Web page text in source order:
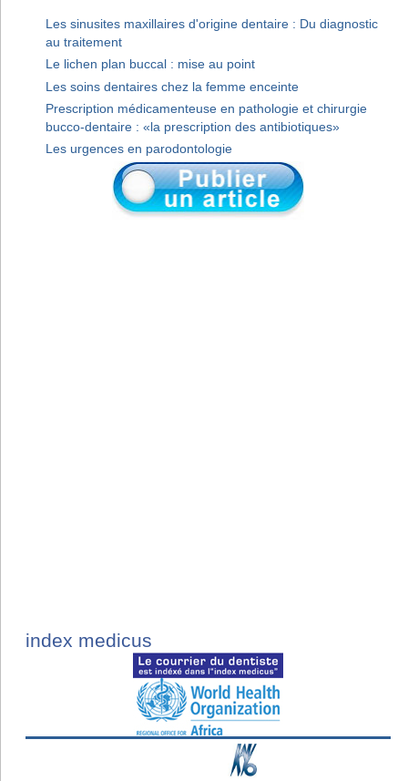
Les sinusites maxillaires d'origine dentaire : Du diagnostic
au traitement
Le lichen plan buccal : mise au point
Les soins dentaires chez la femme enceinte
Prescription médicamenteuse en pathologie et chirurgie
bucco-dentaire : «la prescription des antibiotiques»
Les urgences en parodontologie
index medicus